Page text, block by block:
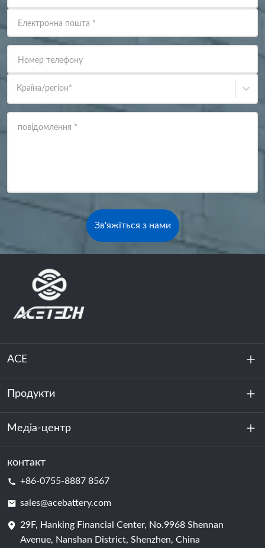
Електронна пошта *
Номер телефону
Країна/регіон*
повідомлення *
Зв'яжіться з нами
ACE
Про нас
Стійкість
Продукти
Зберігання енергії
Центр обробки даних та серверна кімната
Елемент батареї
Медіа-центр
Новини
контакт
+86-0755-8887 8567
sales@acebattery.com
29F, Hanking Financial Center, No.9968 Shennan
Avenue, Nanshan District, Shenzhen, China